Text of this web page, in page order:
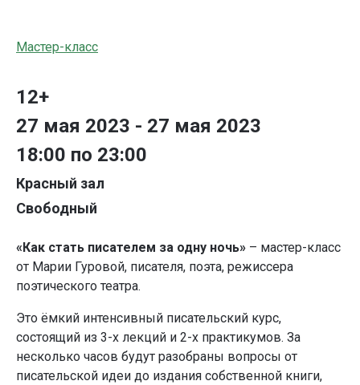
Мастер-класс
12+
27 мая 2023 - 27 мая 2023
18:00 по 23:00
Красный зал
Свободный
«Как стать писателем за одну ночь» – мастер-класс
от Марии Гуровой, писателя, поэта, режиссера
поэтического театра.
Это ёмкий интенсивный писательский курс,
состоящий из 3-х лекций и 2-х практикумов. За
несколько часов будут разобраны вопросы от
писательской идеи до издания собственной книги,